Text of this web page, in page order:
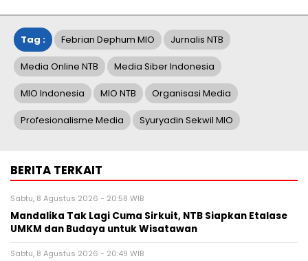
Tag : Febrian Dephum MIO Jurnalis NTB
Media Online NTB Media Siber Indonesia
MIO Indonesia MIO NTB Organisasi Media
Profesionalisme Media Syuryadin Sekwil MIO
BERITA TERKAIT
Sabtu, 8 Agustus 2026 - 20:58 WIB
Mandalika Tak Lagi Cuma Sirkuit, NTB Siapkan Etalase
UMKM dan Budaya untuk Wisatawan
Sabtu, 8 Agustus 2026 - 20:49 WIB